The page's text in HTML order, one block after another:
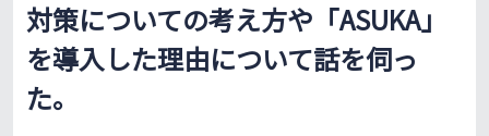
対策についての考え方や「ASUKA」
を導入した理由について話を伺っ
た。